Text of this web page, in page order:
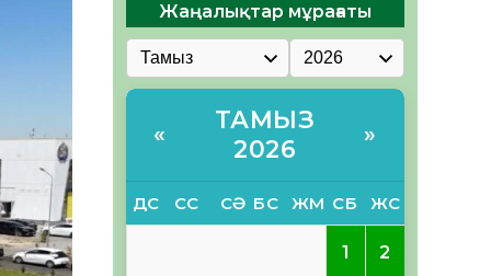
Жаңалықтар мұрағаты
«
ТАМЫЗ
2026
»
ДС СС СӘ БС ЖМ СБ ЖС
1 2